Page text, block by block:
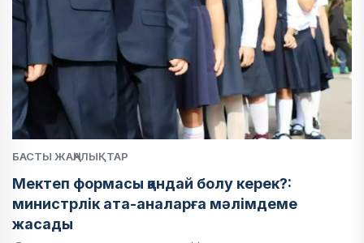
БАСТЫ ЖАҢАЛЫҚТАР
Мектеп формасы қандай болу керек?:
министрлік ата-аналарға мәлімдеме
жасады